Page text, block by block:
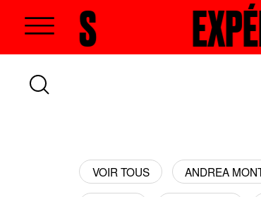
RECHERCHER
VOIR TOUS ANDREA